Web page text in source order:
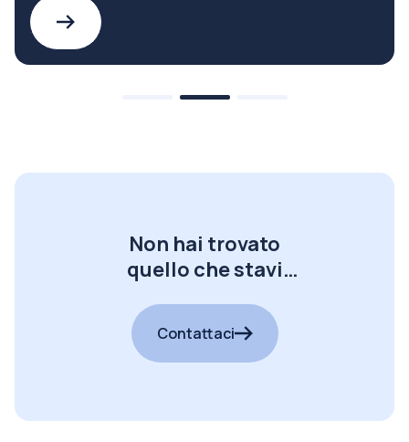
Non hai trovato
quello che stavi
Contattaci